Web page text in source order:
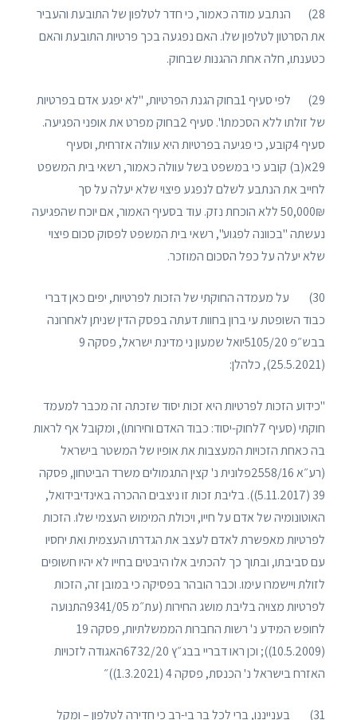
28) הנתבע מודה כאמור, כי חדר לטלפון של התובעת והעביר
את הסרטון לטלפון שלו. האם נפגעה בכך פרטיות התובעת והאם
כטענתו, חלה אחת ההגנות שבחוק.
29) לפי סעיף 1בחוק הגנת הפרטיות, "לא יפגע אדם בפרטיות
של זולתו ללא הסכמתו". סעיף 2בחוק מפרט את אופני הפגיעה.
סעיף 4קובע, כי פגיעה בפרטיות היא עוולה אזרחית, וסעיף
29א(ב) קובע כי במשפט בשל עוולה כאמור, רשאי בית המשפט
לחייב את הנתבע לשלם לנפגע פיצוי שלא יעלה על סך
50,000₪ ללא הוכחת נזק. עוד בסעיף האמור, אם יוכח שהפגיעה
נעשתה "בכוונה לפגוע", רשאי בית המשפט לפסוק סכום פיצוי
שלא יעלה על כפל הסכום המוזכר.
30) על מעמדה החוקתי של הזכות לפרטיות, יפים כאן דברי
כבוד השופטת עי ברון בחוות דעתה בפסק הדין שניתן לאחרונה
בבש״פ 5105/20יואל שמעון ני מדינת ישראל, פסקה 9
(25.5.2021), כלהלן:
"כידוע הזכות לפרטיות היא זכות יסוד שזכתה זה מכבר למעמד
חוקתי (סעיף 7לחוק-יסוד: כבוד האדם וחירותו), ומקובל אף לראות
בה כאחת הזכויות המעצבות את אופיו של המשטר בישראל
(רע״א 2558/16פלונית נ' קצין התגמולים משרד הביטחון, פסקה
39 (5.11.2017)). בליבת זכות זו ניצבים ההכרה באינדיבידואל,
האוטונומיה של אדם על חייו, ויכולת המימוש העצמי שלו. הזכות
לפרטיות מאפשרת לאדם לעצב את הגדרתו העצמית ואת יחסיו
עם סביבתו, ובתוך כך להכתיב אלו היבטים בחייו לא יהיו חשופים
לזולת ויישמרו עימו. וכבר הובהר בפסיקה כי במובן זה, הזכות
לפרטיות מצויה בליבת מושג החירות (עת״מ 9341/05התנועה
לחופש המידע נ' רשות החברות הממשלתיות, פסקה 19
(10.5.2009)); וכן ראו דבריי בבג״ץ 6732/20האגודה לזכויות
האזרח בישראל נ' הכנסת, פסקה 4 (1.3.2021))״
31) בענייננו, ברי לכל בר בי-רב כי חדירה לטלפון – ומקל